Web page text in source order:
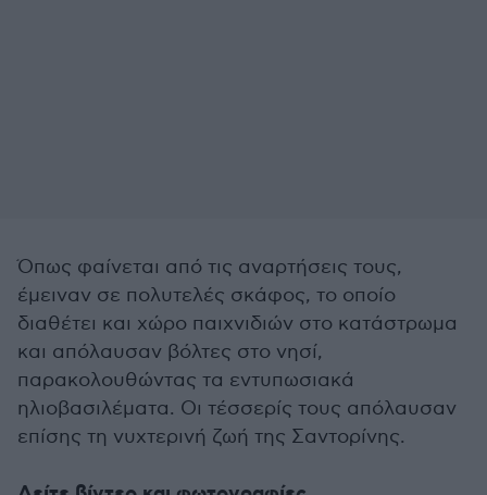
Όπως φαίνεται από τις αναρτήσεις τους,
έμειναν σε πολυτελές σκάφος, το οποίο
διαθέτει και χώρο παιχνιδιών στο κατάστρωμα
και απόλαυσαν βόλτες στο νησί,
παρακολουθώντας τα εντυπωσιακά
ηλιοβασιλέματα. Οι τέσσερίς τους απόλαυσαν
επίσης τη νυχτερινή ζωή της Σαντορίνης.